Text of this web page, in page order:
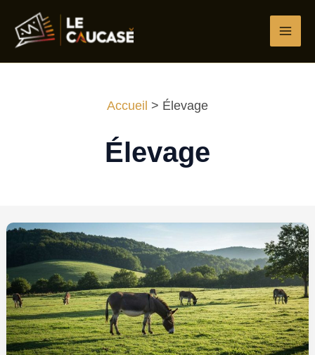
contenu
Accueil Élevage
Élevage